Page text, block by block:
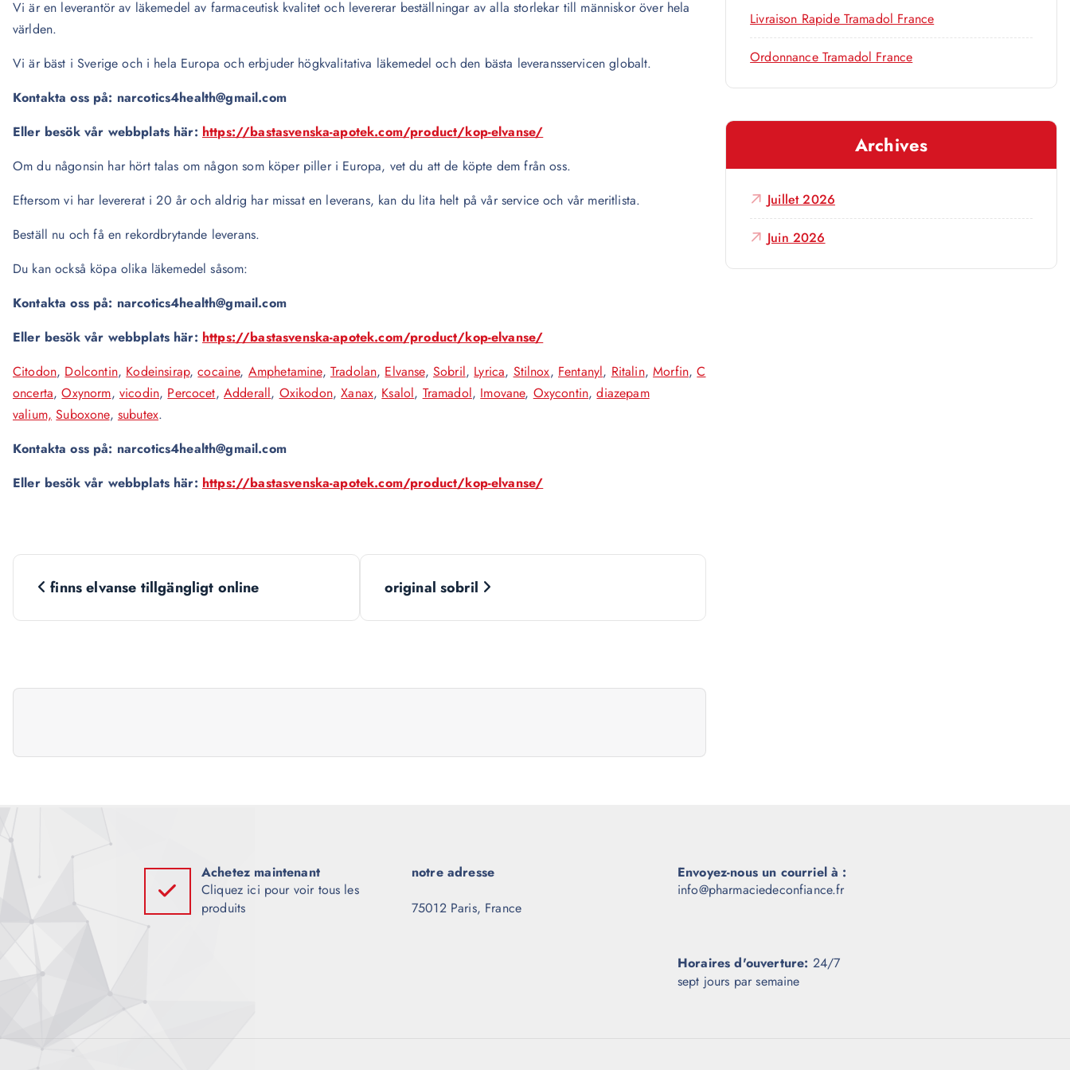
Vi är en leverantör av läkemedel av farmaceutisk kvalitet och levererar beställningar av alla storlekar till människor över hela
världen.
Vi är bäst i Sverige och i hela Europa och erbjuder högkvalitativa läkemedel och den bästa leveransservicen globalt.
Kontakta oss på: narcotics4health@gmail.com
Eller besök vår webbplats här: https://bastasvenska-apotek.com/product/kop-elvanse/
Om du någonsin har hört talas om någon som köper piller i Europa, vet du att de köpte dem från oss.
Eftersom vi har levererat i 20 år och aldrig har missat en leverans, kan du lita helt på vår service och vår meritlista.
Beställ nu och få en rekordbrytande leverans.
Du kan också köpa olika läkemedel såsom:
Kontakta oss på: narcotics4health@gmail.com
Eller besök vår webbplats här: https://bastasvenska-apotek.com/product/kop-elvanse/
Citodon, Dolcontin, Kodeinsirap,cocaine, Amphetamine, Tradolan, Elvanse, Sobril, Lyrica, Stilnox, Fentanyl, Ritalin,Morfin,C
oncerta,Oxynorm, vicodin, Percocet, Adderall, Oxikodon,Xanax, Ksalol, Tramadol, Imovane, Oxycontin,diazepam
valium, Suboxone, subutex.
Kontakta oss på: narcotics4health@gmail.com
Eller besök vår webbplats här: https://bastasvenska-apotek.com/product/kop-elvanse/
N
a
i
g
a
t
i
o
n
finns elvanse tillgängligt online original sobril
Livraison Rapide Tramadol France
Ordonnance Tramadol France
Archives
Juillet 2026
Juin 2026
Achetez maintenant
Cliquez ici pour voir tous les
produits
notre adresse
75012 Paris, France
Envoyez-nous un courriel à :
info@pharmaciedeconfiance.fr
Horaires d'ouverture: 24/7
sept jours par semaine